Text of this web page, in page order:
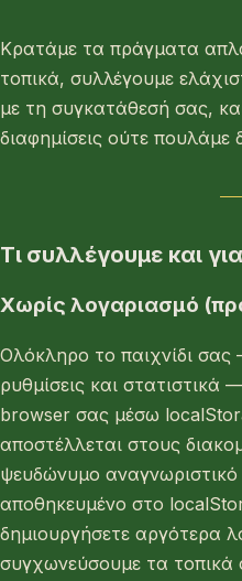
Κρατάμε τα πράγματα
τοπικά, συλλέγουμε
με τη συγκατάθεσή σας,
διαφημίσεις ούτε πουλάμε
Τι συλλέγουμε και
Χωρίς λογαριασμό
Ολόκληρο το παιχνίδι σας
ρυθμίσεις και στατιστικά
browser σας μέσω
αποστέλλεται στους
ψευδώνυμο
αποθηκευμένο στο
δημιουργήσετε αργότερα
συγχωνεύσουμε τα τοπικά